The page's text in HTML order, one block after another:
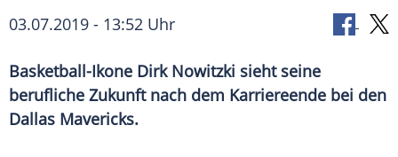
03.07.2019 - 13:52 Uhr
Basketball-Ikone Dirk Nowitzki sieht seine
berufliche Zukunft nach dem Karriereende bei den
Dallas Mavericks.